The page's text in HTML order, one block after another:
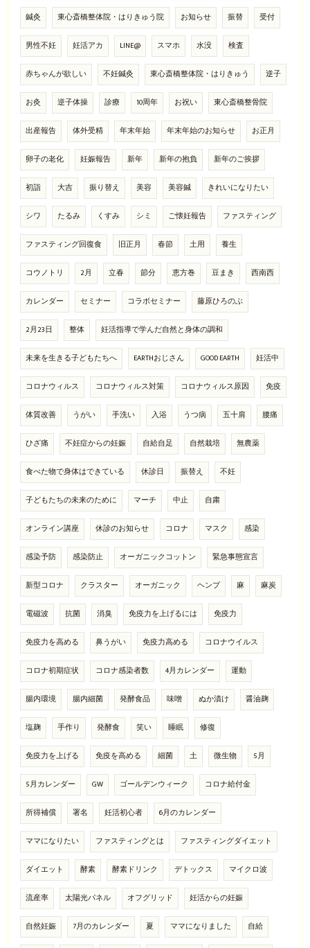
鍼灸 東心斎橋整体院・はりきゅう院 お知らせ 振替 受付
男性不妊 妊活アカ LINE@ スマホ 水没 検査
赤ちゃんが欲しい 不妊鍼灸 東心斎橋整体院・はりきゅう 逆子
お灸 逆子体操 診療 10周年 お祝い 東心斎橋整骨院
出産報告 体外受精 年末年始 年末年始のお知らせ お正月
卵子の老化 妊娠報告 新年 新年の抱負 新年のご挨拶
初詣 大吉 振り替え 美容 美容鍼 きれいになりたい
シワ たるみ くすみ シミ ご懐妊報告 ファスティング
ファスティング回復食 旧正月 春節 土用 養生
コウノトリ 2月 立春 節分 恵方巻 豆まき 西南西
カレンダー セミナー コラボセミナー 藤原ひろのぶ
2月23日 整体 妊活指導で学んだ自然と身体の調和
未来を生きる子どもたちへ EARTHおじさん GOOD EARTH 妊活中
コロナウィルス コロナウィルス対策 コロナウィルス原因 免疫
体質改善 うがい 手洗い 入浴 うつ病 五十肩 腰痛
ひざ痛 不妊症からの妊娠 自給自足 自然栽培 無農薬
食べた物で身体はできている 休診日 振替え 不妊
子どもたちの未来のために マーチ 中止 自粛
オンライン講座 休診のお知らせ コロナ マスク 感染
感染予防 感染防止 オーガニックコットン 緊急事態宣言
新型コロナ クラスター オーガニック ヘンプ 麻 麻炭
電磁波 抗菌 消臭 免疫力を上げるには 免疫力
免疫力を高める 鼻うがい 免疫力高める コロナウイルス
コロナ初期症状 コロナ感染者数 4月カレンダー 運動
腸内環境 腸内細菌 発酵食品 味噌 ぬか漬け 醤油麹
塩麹 手作り 発酵食 笑い 睡眠 修復
免疫力を上げる 免疫を高める 細菌 土 微生物 5月
5月カレンダー GW ゴールデンウィーク コロナ給付金
所得補償 署名 妊活初心者 6月のカレンダー
ママになりたい ファスティングとは ファスティングダイエット
ダイエット 酵素 酵素ドリンク デトックス マイクロ波
流産率 太陽光パネル オフグリッド 妊活からの妊娠
自然妊娠 7月のカレンダー 夏 ママになりました 自給